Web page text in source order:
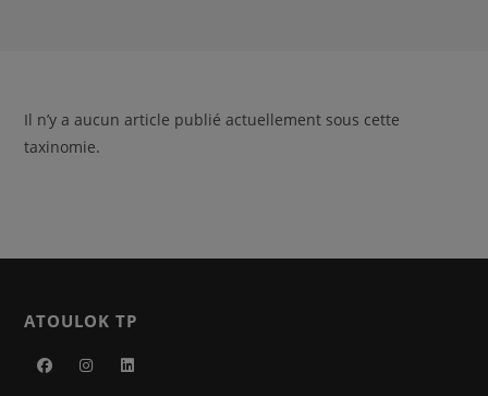
Il n’y a aucun article publié actuellement sous cette
taxinomie.
ATOULOK TP